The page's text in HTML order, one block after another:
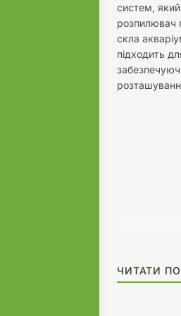
систем, який
розпилювач
скла
підходить
ЧИТАТИ